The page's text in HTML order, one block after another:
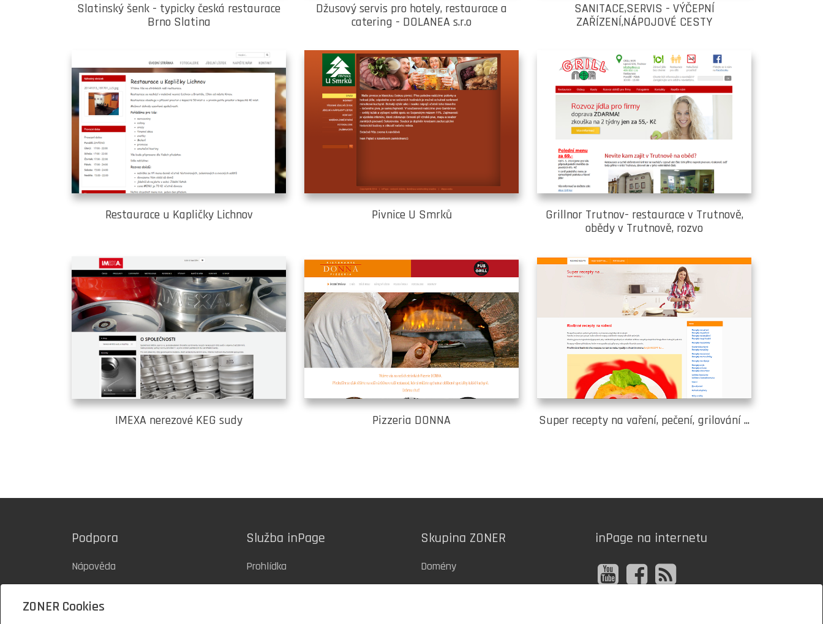
Slatinský šenk - typicky česká restaurace
Brno Slatina
Džusový servis pro hotely, restaurace a
catering - DOLANEA s.r.o
SANITACE,SERVIS - VÝČEPNÍ
ZAŘÍZENÍ,NÁPOJOVÉ CESTY
Restaurace u Kapličky Lichnov Pivnice U Smrků
Grillnor Trutnov- restaurace v Trutnově,
obědy v Trutnově, rozvo
IMEXA nerezové KEG sudy Pizzeria DONNA Super recepty na vaření, pečení, grilování ...
Podpora
Nápověda
Služba inPage
Prohlídka
Skupina ZONER
Domény
inPage na internetu
ZONER Cookies